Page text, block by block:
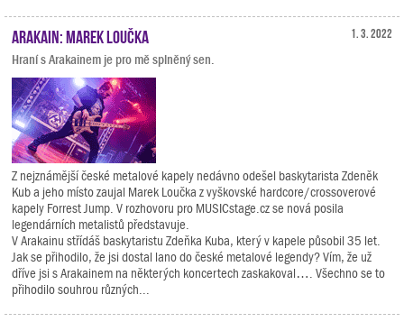
1. 3. 2022
Arakain: Marek Loučka
Hraní s Arakainem je pro mě splněný sen.
Z nejznámější české metalové kapely nedávno odešel baskytarista Zdeněk
Kub a jeho místo zaujal Marek Loučka z vyškovské hardcore/crossoverové
kapely Forrest Jump. V rozhovoru pro MUSICstage.cz se nová posila
legendárních metalistů představuje.
V Arakainu střídáš baskytaristu Zdeňka Kuba, který v kapele působil 35 let.
Jak se přihodilo, že jsi dostal lano do české metalové legendy? Vím, že už
dříve jsi s Arakainem na některých koncertech zaskakoval…. Všechno se to
přihodilo souhrou různých...